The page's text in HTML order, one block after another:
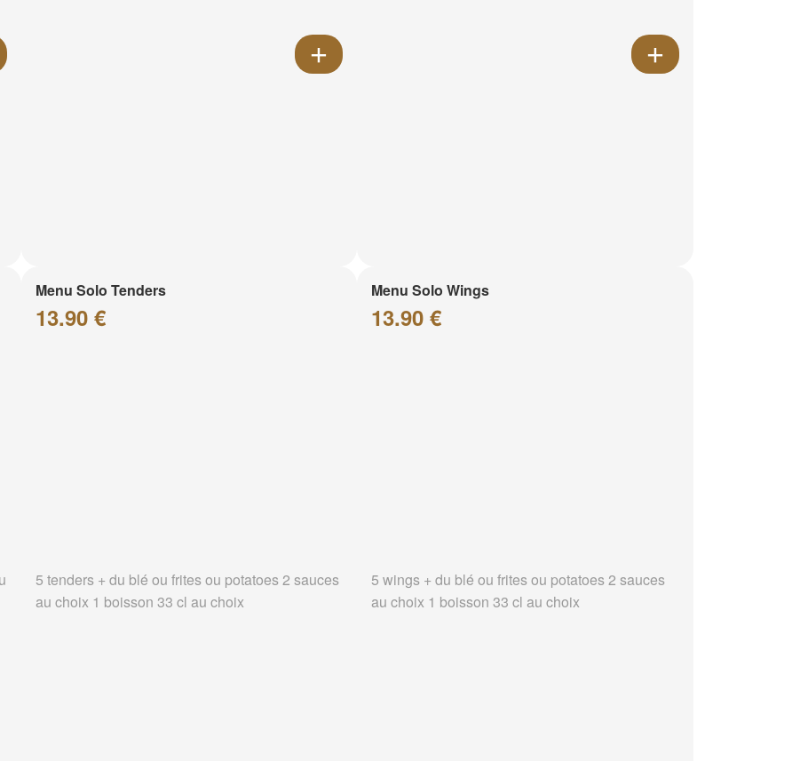
Menu Solo Tenders
13.90 €
5 tenders + du blé ou frites ou potatoes 2 sauces
au choix 1 boisson 33 cl au choix
Menu Solo Wings
13.90 €
5 wings + du blé ou frites ou potatoes 2 sauces
au choix 1 boisson 33 cl au choix